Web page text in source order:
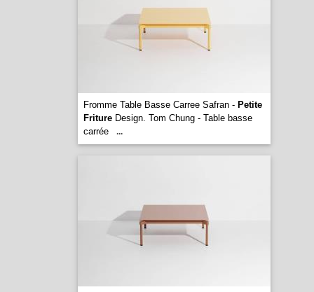
Fromme Table Basse Carree Safran - Petite
FritureDesign. Tom Chung - Table basse
carrée
...